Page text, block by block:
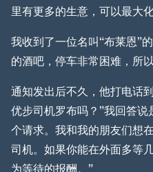
里有更多的生意，可以最大化
我收到了一位名叫“布莱恩”
的酒吧，停车非常困难，所
通知发出后不久，他打电话
优步司机罗布吗？”我回答
个请求。我和我的朋友们想
司机。如果你能在外面多等
为等待的报酬。”